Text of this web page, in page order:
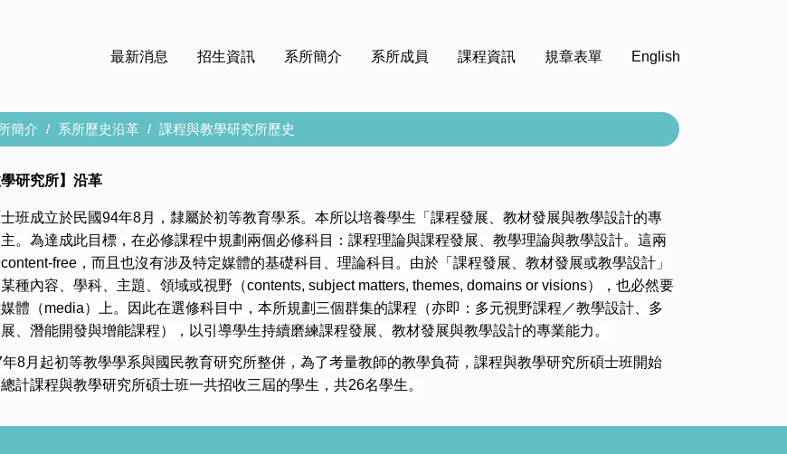
最新消息 招生資訊 系所簡介 系所成員 課程資訊 規章表單 English
簡介 系所歷史沿革 課程與教學研究所歷史
學研究所】沿革
成立於民國94年8月，隸屬於初等教育學系。本所以培養學生「課程發展、教材發展與教學設計的專
。為達成此目標，在必修課程中規劃兩個必修科目：課程理論與課程發展、教學理論與教學設計。這兩
free，而且也沒有涉及特定媒體的基礎科目、理論科目。由於「課程發展、教材發展或教學設計」
種內容、學科、主題、領域或視野（contents, subject matters, themes, domains or visions），也必然要
體（media）上。因此在選修科目中，本所規劃三個群集的課程（亦即：多元視野課程／教學設計、多
、潛能開發與增能課程），以引導學生持續磨練課程發展、教材發展與教學設計的專業能力。
月起初等教學學系與國民教育研究所整併，為了考量教師的教學負荷，課程與教學研究所碩士班開始
計課程與教學研究所碩士班一共招收三屆的學生，共26名學生。